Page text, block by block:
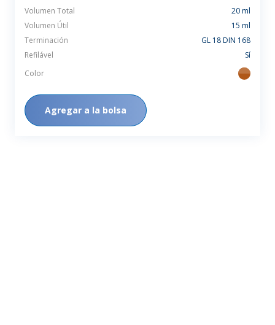
Volumen Total
20 ml
Volumen Útil
15 ml
Terminación
GL 18 DIN 168
Refilável
Sí
Color
ambar
Agregar a la bolsa